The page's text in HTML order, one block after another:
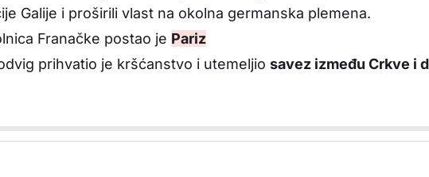
Galije i proširili vlast na okolna germanska plemena.
Franačke postao je Pariz
prihvatio je kršćanstvo i utemeljio savez između Crkve i